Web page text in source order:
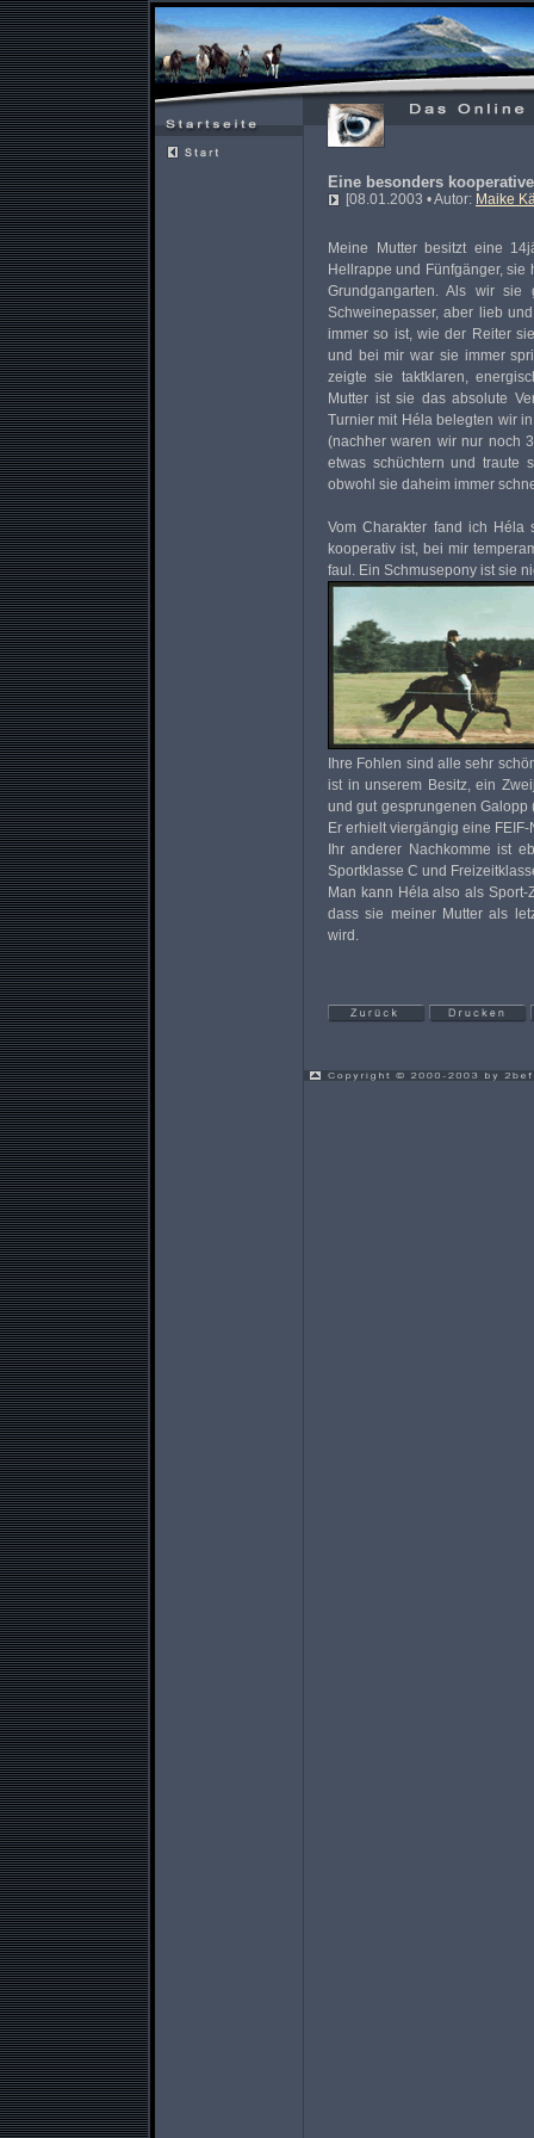
Eine besonders
[08.01.2003 • Autor: Maike
Meine Mutter besitzt eine
Hellrappe und Fünfgänger,
Grundgangarten. Als wir sie
Schweinepasser, aber lieb
immer so ist, wie der Reiter
und bei mir war sie immer
zeigte sie taktklaren,
Mutter ist sie das absolute
Turnier mit Héla belegten wir
(nachher waren wir nur noch
etwas schüchtern und traute
obwohl sie daheim immer
Vom Charakter fand ich Héla
kooperativ ist, bei mir
faul. Ein Schmusepony ist sie
Ihre Fohlen sind alle sehr
ist in unserem Besitz, ein
und gut gesprungenen Galopp
Er erhielt viergängig eine
Ihr anderer Nachkomme ist
Sportklasse C und
Man kann Héla also als
dass sie meiner Mutter als
wird.